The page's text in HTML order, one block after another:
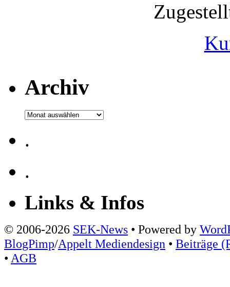
Archiv
Archiv
.
.
Links & Infos
© 2006-2026 SEK-News • Powered by
BlogPimp/Appelt Mediendesign • Beiträge
• AGB